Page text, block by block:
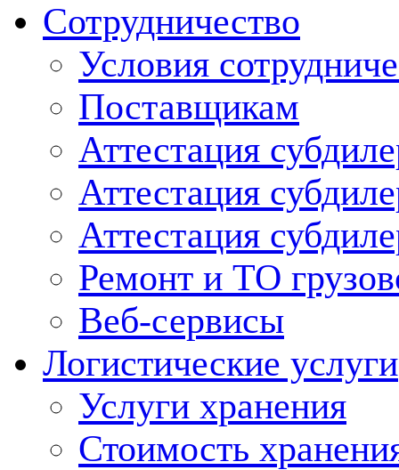
Сотрудничество
Условия
Поставщикам
Аттестация
Аттестация
Аттестация
Ремонт и ТО
Веб-сервисы
Логистические услуги
Услуги хранения
Стоимость